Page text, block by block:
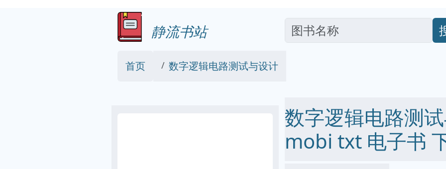
静流书站
首页 数字逻辑电路测试与设计
数字逻辑电路测
mobi txt 电子书